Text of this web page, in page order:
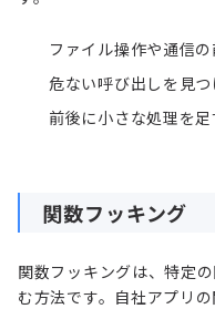
ファイル操作や通信
危ない呼び出しを見
前後に小さな処理を足
関数フッキング
関数フッキングは、特定
む方法です。自社アプリ